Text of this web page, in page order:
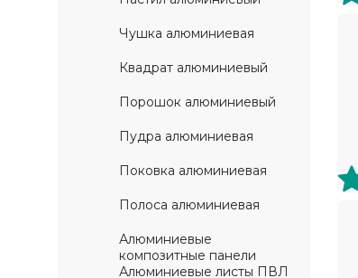
Чушка алюминиевая
Квадрат алюминиевый
Порошок алюминиевый
Пудра алюминиевая
Поковка алюминиевая
Полоса алюминиевая
Алюминиевые
композитные панели
Алюминиевые листы ПВЛ